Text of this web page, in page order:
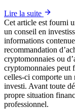
Lire la suite
Cet article est fourni
un conseil en
informations
recommandation
cryptomonnaies ou
cryptomonnaies peut
celles-ci comporte un
investi. Avant toute
propre situation
professionnel.